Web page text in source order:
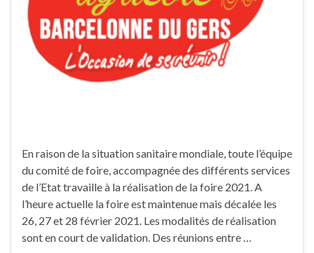
En raison de la situation sanitaire mondiale, toute l’équipe
du comité de foire, accompagnée des différents services
de l’Etat travaille à la réalisation de la foire 2021. A
l’heure actuelle la foire est maintenue mais décalée les
26, 27 et 28 février 2021. Les modalités de réalisation
sont en court de validation. Des réunions entre …